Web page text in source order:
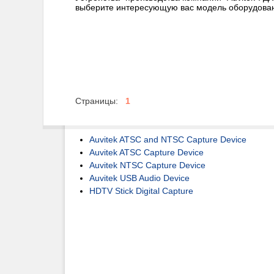
выберите интересующую вас модель
Страницы: 1
Auvitek ATSC and NTSC Capture Device
Auvitek ATSC Capture Device
Auvitek NTSC Capture Device
Auvitek USB Audio Device
HDTV Stick Digital Capture